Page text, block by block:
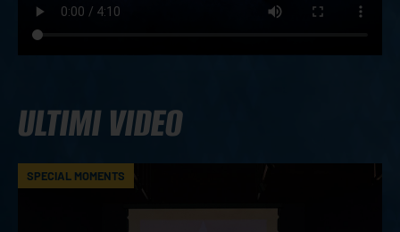
ULTIMI VIDEO
SPECIAL MOMENTS